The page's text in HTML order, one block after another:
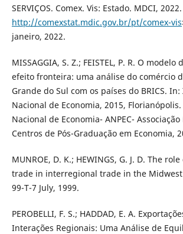
SERVIÇOS. Comex. Vis: Estado. MDCI,
http://comexstat.mdic.gov.br/pt/comex-vis
janeiro, 2022.
MISSAGGIA, S. Z.; FEISTEL, P. R. O
efeito fronteira: uma análise do comércio
Grande do Sul com os países do BRICS.
Nacional de Economia, 2015,
Nacional de Economia- ANPEC-
Centros de Pós-Graduação em Economia,
MUNROE, D. K.; HEWINGS, G. J. D. The
trade in interregional trade in the Midwest
99-T-7 July, 1999.
PEROBELLI, F. S.; HADDAD, E. A.
Interações Regionais: Uma Análise de